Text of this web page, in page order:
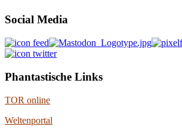
Social Media
Phantastische Links
TOR online
Weltenportal